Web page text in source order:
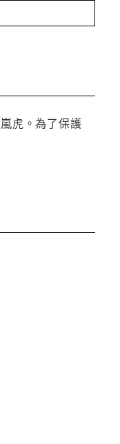
虎。為了保護